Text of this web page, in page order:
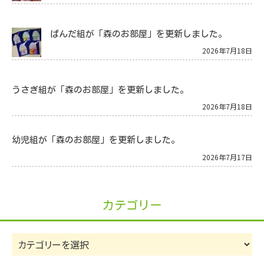
ぱんだ組が「森のお部屋」を更新しました。
2026年7月18日
うさぎ組が「森のお部屋」を更新しました。
2026年7月18日
幼児組が「森のお部屋」を更新しました。
2026年7月17日
カテゴリー
カ
テ